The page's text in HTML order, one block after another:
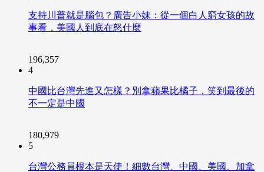
支持川普就是腦包？廣告小妹：從一個白人窮女孩的故
事看，美國人到底在怒什麼
196,357
4
中國比台灣先進又怎樣？別拿蘋果比橘子，笑到最後的
不一定是中國
180,979
5
台灣公務員根本是天使！細數台灣、中國、美國、加拿